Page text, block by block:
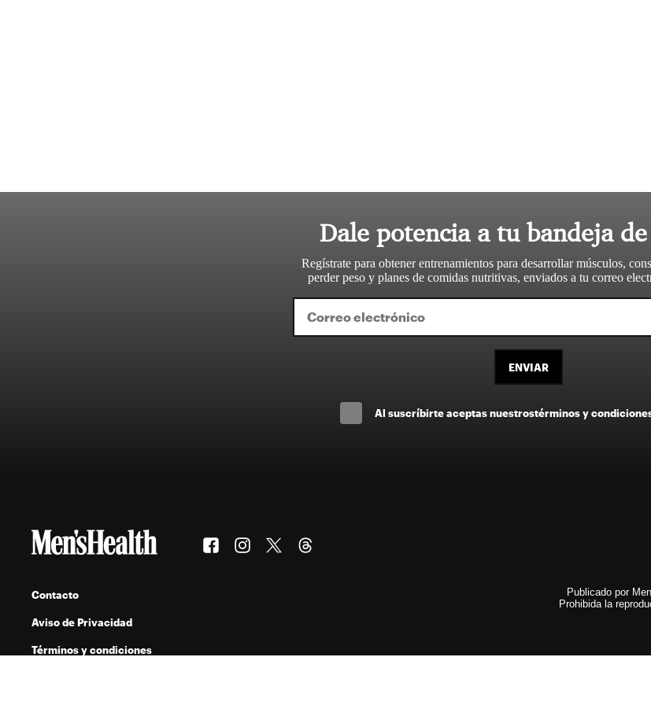
Dale potencia a tu bandeja
Regístrate para obtener entrenamientos para desarrollar músculos,
perder peso y planes de comidas nutritivas, enviados a tu correo
ENVIAR
Al suscríbirte aceptas nuestrostérminos y
Contacto
Aviso de Privacidad
Términos y condiciones
Publicado por
Prohibida la